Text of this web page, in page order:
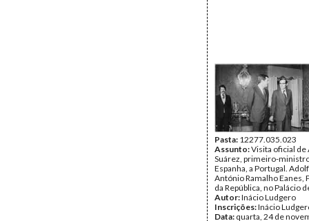
Pasta: 12277.035.023
Assunto:Visita oficial de
Suárez, primeiro-
Espanha, a Portugal.
António Ramalho Eanes,
da República, no Palácio
Autor:Inácio Ludgero
Inscrições:Inácio
Data: quarta, 24 de